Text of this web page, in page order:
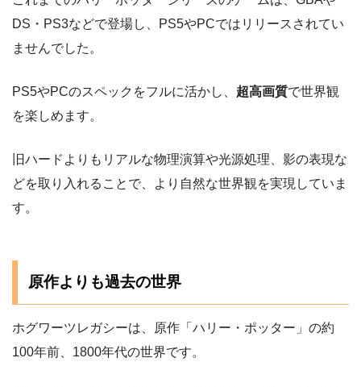
DS・PS3などで登場し、PS5やPCではリリースされてい
ませんでした。
PS5やPCのスペックをフルに活かし、 超高画質で世界観
を楽しめます。
旧ハードよりもリアルな物理演算や光源処理、影の表現な
どを取り入れることで、より自然な世界観を実現していま
す。
原作よりも過去の世界
ホグワーツレガシーは、原作「ハリー・ポッター」の約
100年前、1800年代の世界です。